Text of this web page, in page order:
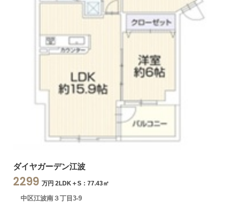
ダイヤガーデン江波
2299 万円 2LDK＋S：77.43㎡
中区江波南３丁目3-9